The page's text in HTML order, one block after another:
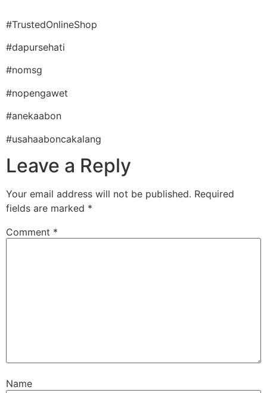
#TrustedOnlineShop
#dapursehati
#nomsg
#nopengawet
#anekaabon
#usahaaboncakalang
Leave a Reply
Your email address will not be published. Required
fields are marked *
Comment *
Name